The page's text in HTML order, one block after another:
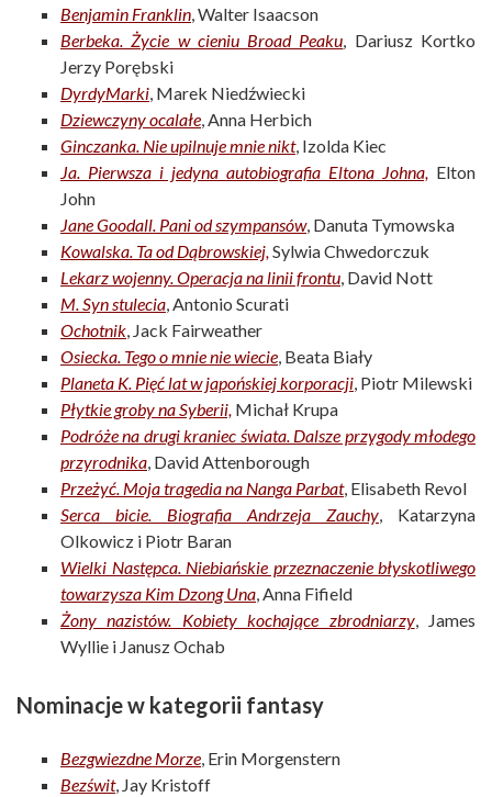
Benjamin Franklin, Walter Isaacson
Berbeka. Życie w cieniu Broad Peaku, Dariusz Kortko
Jerzy Porębski
DyrdyMarki, Marek Niedźwiecki
Dziewczyny ocalałe, Anna Herbich
Ginczanka. Nie upilnuje mnie nikt, Izolda Kiec
Ja. Pierwsza i jedyna autobiografia Eltona Johna, Elton
John
Jane Goodall. Pani od szympansów, Danuta Tymowska
Kowalska. Ta od Dąbrowskiej,Sylwia Chwedorczuk
Lekarz wojenny. Operacja na linii frontu, David Nott
M. Syn stulecia, Antonio Scurati
Ochotnik, Jack Fairweather
Osiecka. Tego o mnie nie wiecie, Beata Biały
Planeta K. Pięć lat w japońskiej korporacji, Piotr Milewski
Płytkie groby na Syberii, Michał Krupa
Podróże na drugi kraniec świata. Dalsze przygody młodego
przyrodnika, David Attenborough
Przeżyć. Moja tragedia na Nanga Parbat, Elisabeth Revol
Serca bicie. Biografia Andrzeja Zauchy, Katarzyna
Olkowicz i Piotr Baran
Wielki Następca. Niebiańskie przeznaczenie błyskotliwego
towarzysza Kim Dzong Una, Anna Fifield
Żony nazistów. Kobiety kochające zbrodniarzy, James
Wyllie i Janusz Ochab
Nominacje w kategorii fantasy
Bezgwiezdne Morze, Erin Morgenstern
Bezświt, Jay Kristoff